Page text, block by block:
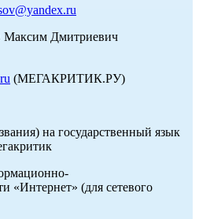
Максим Дмитриевич
(МЕГАКРИТИК.РУ)
на государственный язык
«Интернет» (для сетевого